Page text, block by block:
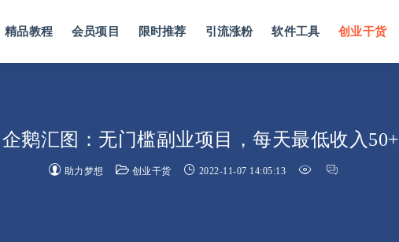
精品教程 会员项目 限时推荐 引流涨粉 软件工具 创业干货
企鹅汇图：无门槛副业项目，每天最低收入50+
助力梦想 创业干货 2022-11-07 14:05:13